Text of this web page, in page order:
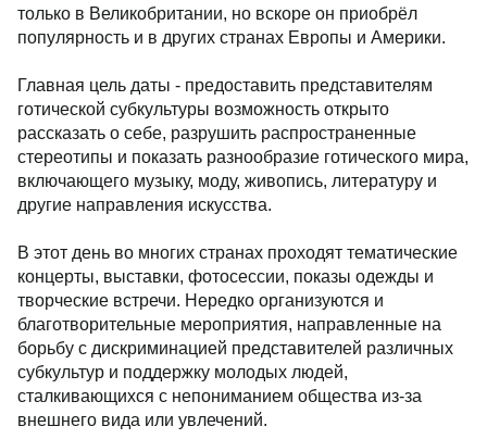
только в Великобритании, но вскоре он приобрёл
популярность и в других странах Европы и Америки.
Главная цель даты - предоставить представителям
готической субкультуры возможность открыто
рассказать о себе, разрушить распространенные
стереотипы и показать разнообразие готического мира,
включающего музыку, моду, живопись, литературу и
другие направления искусства.
В этот день во многих странах проходят тематические
концерты, выставки, фотосессии, показы одежды и
творческие встречи. Нередко организуются и
благотворительные мероприятия, направленные на
борьбу с дискриминацией представителей различных
субкультур и поддержку молодых людей,
сталкивающихся с непониманием общества из-за
внешнего вида или увлечений.